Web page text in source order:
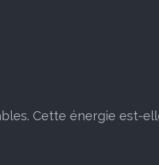
Cette énergie est-